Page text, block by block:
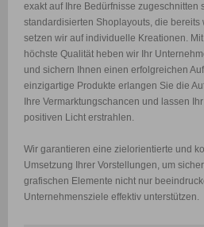
exakt auf Ihre Bedürfnisse zugeschnitten
standardisierten Shoplayouts, die bereits
setzen wir auf individuelle Kreationen.
höchste Qualität heben wir Ihr
und sichern Ihnen einen erfolgreichen
einzigartige Produkte erlangen Sie die
Ihre Vermarktungschancen und lassen
positiven Licht erstrahlen.
Wir garantieren eine zielorientierte und
Umsetzung Ihrer Vorstellungen, um
grafischen Elemente nicht nur
Unternehmensziele effektiv unterstützen.